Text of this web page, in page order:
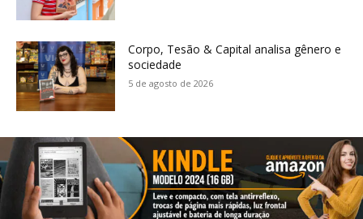
Corpo, Tesão & Capital analisa gênero e
sociedade
5 de agosto de 2026